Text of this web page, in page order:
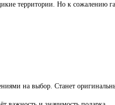
территории. Но к сожалению
на выбор. Станет